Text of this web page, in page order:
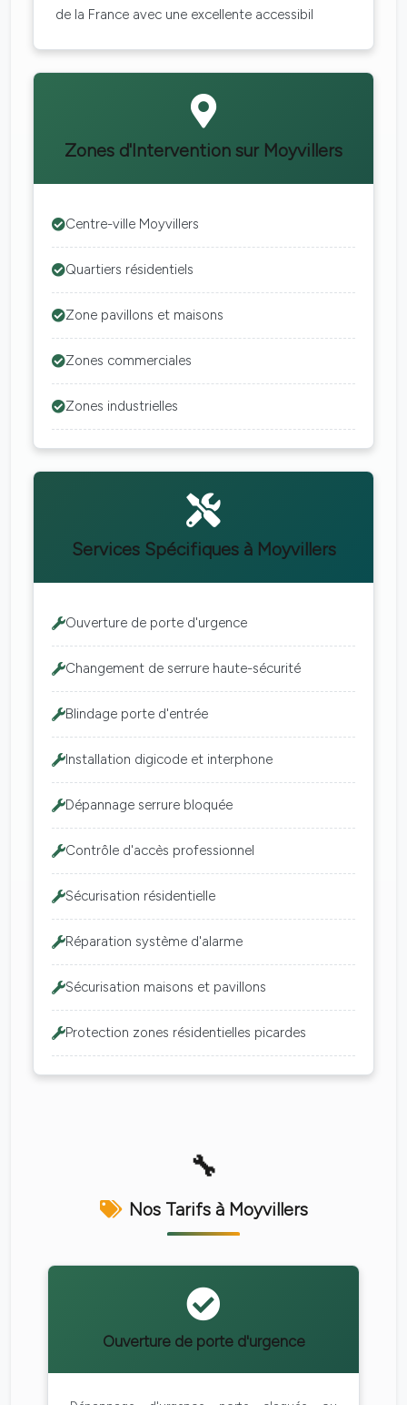
de la France avec une excellente accessibil
Zones d'Intervention sur Moyvillers
Centre-ville Moyvillers
Quartiers résidentiels
Zone pavillons et maisons
Zones commerciales
Zones industrielles
Services Spécifiques à Moyvillers
Ouverture de porte d'urgence
Changement de serrure haute-sécurité
Blindage porte d'entrée
Installation digicode et interphone
Dépannage serrure bloquée
Contrôle d'accès professionnel
Sécurisation résidentielle
Réparation système d'alarme
Sécurisation maisons et pavillons
Protection zones résidentielles picardes
Nos Tarifs à Moyvillers
Ouverture de porte d'urgence